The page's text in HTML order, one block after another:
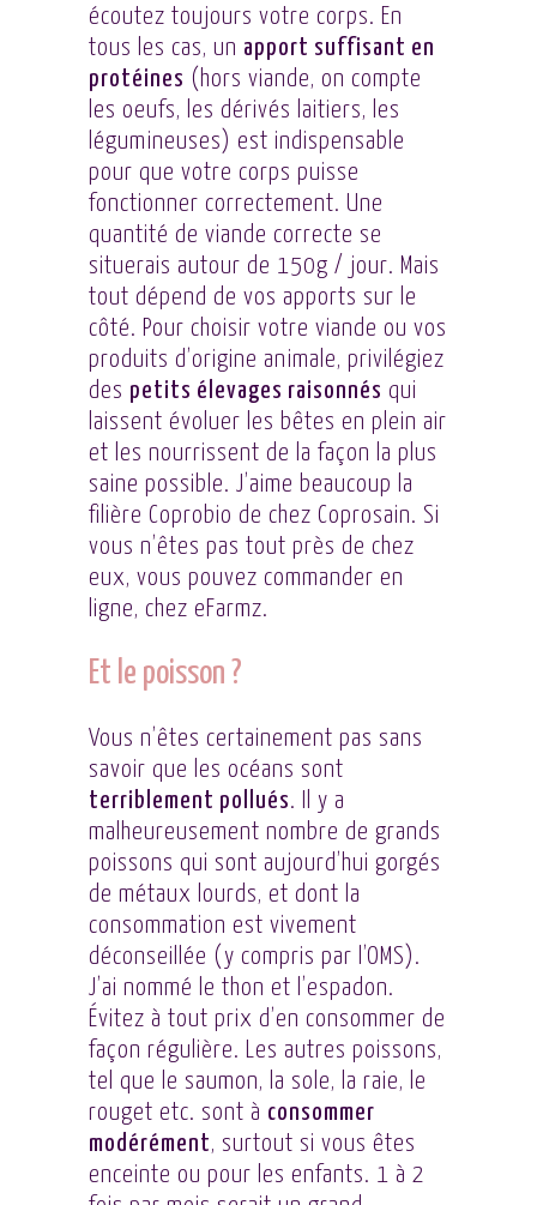
écoutez toujours votre corps. En
tous les cas, un apport suffisant en
protéines (hors viande, on compte
les oeufs, les dérivés laitiers, les
légumineuses) est indispensable
pour que votre corps puisse
fonctionner correctement. Une
quantité de viande correcte se
situerais autour de 150g / jour. Mais
tout dépend de vos apports sur le
côté. Pour choisir votre viande ou vos
produits d’origine animale, privilégiez
des petits élevages raisonnés qui
laissent évoluer les bêtes en plein air
et les nourrissent de la façon la plus
saine possible. J’aime beaucoup la
filière Coprobio de chez Coprosain. Si
vous n’êtes pas tout près de chez
eux, vous pouvez commander en
ligne, chez eFarmz.
Et le poisson ?
Vous n’êtes certainement pas sans
savoir que les océans sont
terriblement pollués. Il y a
malheureusement nombre de grands
poissons qui sont aujourd’hui gorgés
de métaux lourds, et dont la
consommation est vivement
déconseillée (y compris par l’OMS).
J’ai nommé le thon et l’espadon.
Évitez à tout prix d’en consommer de
façon régulière. Les autres poissons,
tel que le saumon, la sole, la raie, le
rouget etc. sont à consommer
modérément, surtout si vous êtes
enceinte ou pour les enfants. 1 à 2